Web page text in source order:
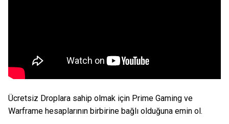
Ücretsiz Droplara sahip olmak için Prime Gaming ve
Warframe hesaplarının birbirine bağlı olduğuna emin ol.